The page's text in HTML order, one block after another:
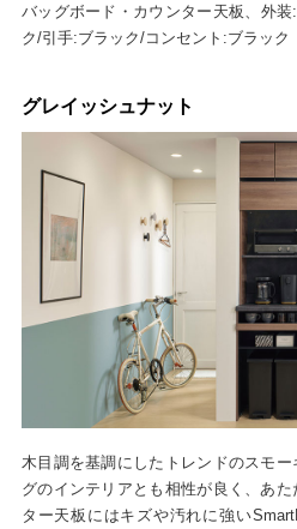
バッグボード・カウンター天板、外
ク/引手:ブラック/コンセント:ブラック
グレイッシュナット
木目調を基調にしたトレンドのスモ
グのインテリアとも相性が良く、あ
ター天板にはキズや汚れに強い